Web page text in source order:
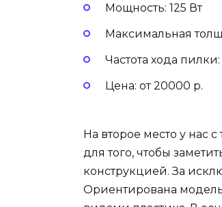
Мощность: 125 Вт
Максимальная
Частота хода
Цена: от 20000 р.
На второе место у нас
для того, чтобы
конструкцией. За
Ориентирована